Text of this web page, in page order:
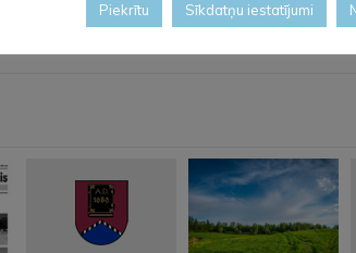
Piekrītu Sīkdatņu iestatījumi